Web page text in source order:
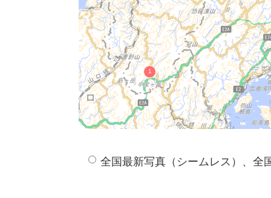
全国最新写真（シームレス）、全